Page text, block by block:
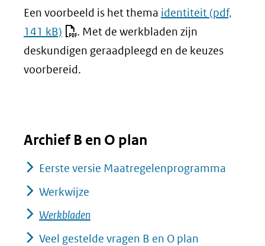
Een voorbeeld is het thema identiteit (pdf,
141 kB)
. Met de werkbladen zijn
deskundigen geraadpleegd en de keuzes
voorbereid.
Archief B en O plan
Eerste versie Maatregelenprogramma
Werkwijze
Werkbladen
Veel gestelde vragen B en O plan